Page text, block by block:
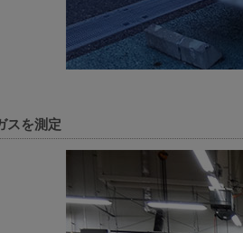
スを測定